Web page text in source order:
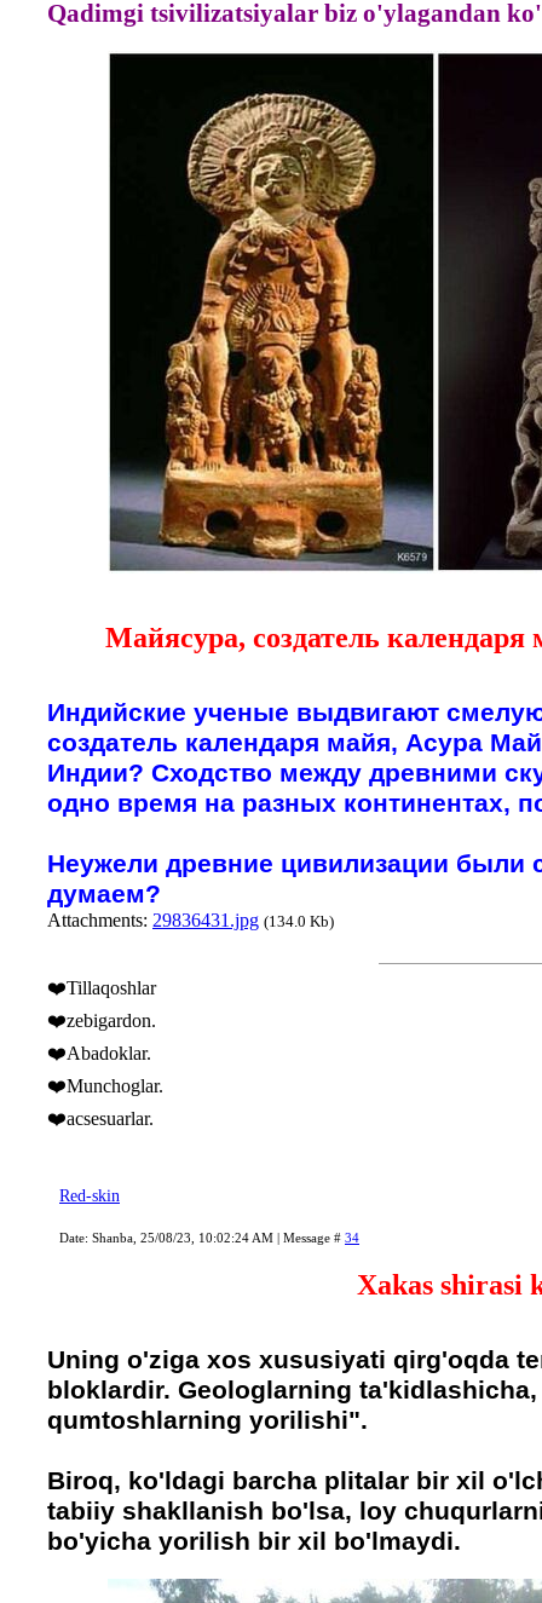
Qadimgi tsivilizatsiyalar biz o'ylagandan
Майясура, создатель
Индийские ученые выдвигают
создатель календаря майя, Асура
Индии? Сходство между древними
одно время на разных континентах,
Неужели древние цивилизации были
думаем?
Attachments: 29836431.jpg (134.0 Kb)
❤️Tillaqoshlar
❤️zebigardon.
❤️Abadoklar.
❤️Munchoglar.
❤️acsesuarlar.
Red-skin
Date: Shanba, 25/08/23, 10:02:24 AM | Message # 34
Xakas shirasi
Uning o'ziga xos xususiyati qirg'oqda
bloklardir. Geologlarning
qumtoshlarning yorilishi".
Biroq, ko'ldagi barcha plitalar bir xil
tabiiy shakllanish bo'lsa, loy
bo'yicha yorilish bir xil bo'lmaydi.